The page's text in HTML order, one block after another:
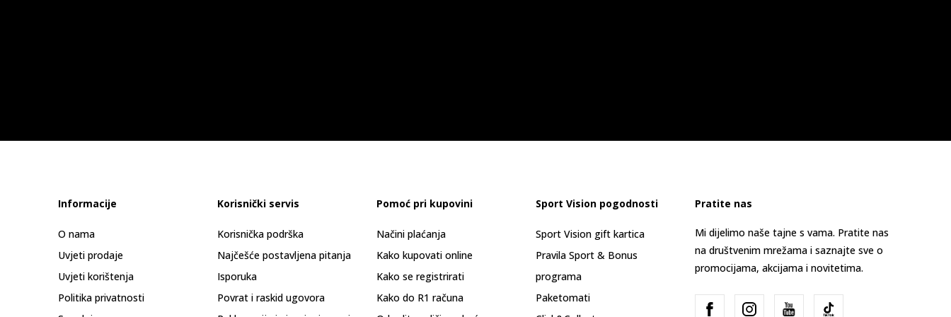
Informacije
O nama
Uvjeti prodaje
Uvjeti korištenja
Politika privatnosti
Korisnički servis
Korisnička podrška
Najčešće postavljena pitanja
Isporuka
Povrat i raskid ugovora
Pomoć pri kupovini
Načini plaćanja
Kako kupovati online
Kako se registrirati
Kako do R1 računa
Sport Vision pogodnosti
Sport Vision gift kartica
Pravila Sport & Bonus
programa
Paketomati
Pratite nas
Mi dijelimo naše tajne s vama. Pratite nas
na društvenim mrežama i saznajte sve o
promocijama, akcijama i novitetima.